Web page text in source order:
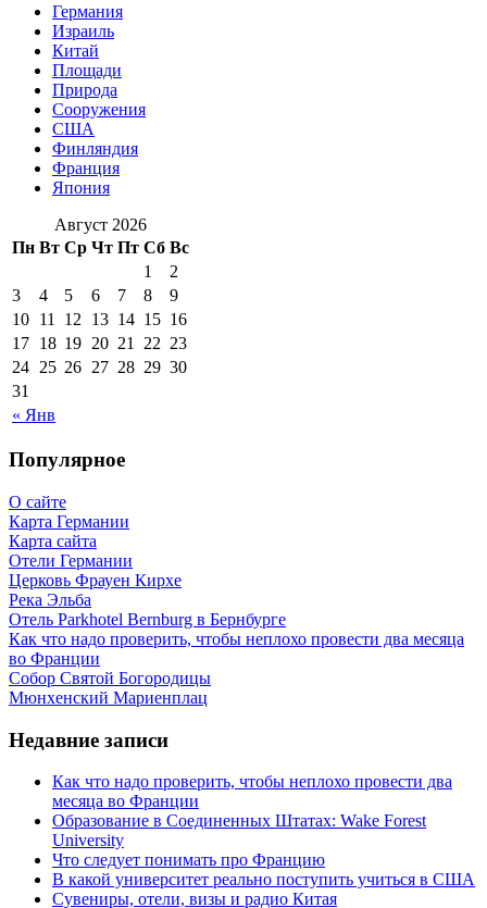
Германия
Израиль
Китай
Площади
Природа
Сооружения
США
Финляндия
Франция
Япония
Август 2026
Пн Вт Ср Чт Пт Сб Вс
« Янв
1
2
3
4 5 6 7 8
9
10 11 12 13 14 15 16
17 18 19 20 21 22 23
24 25 26 27 28 29 30
31
Популярное
О сайте
Карта Германии
Карта сайта
Отели Германии
Церковь Фрауен Кирхе
Река Эльба
Отель Parkhotel Bernburg в Бернбурге
Как что надо проверить, чтобы неплохо провести два месяца
во Франции
Собор Святой Богородицы
Мюнхенский Мариенплац
Недавние записи
Как что надо проверить, чтобы неплохо провести два
месяца во Франции
Образование в Соединенных Штатах: Wake Forest
University
Что следует понимать про Францию
В какой университет реально поступить учиться в США
Сувениры, отели, визы и радио Китая